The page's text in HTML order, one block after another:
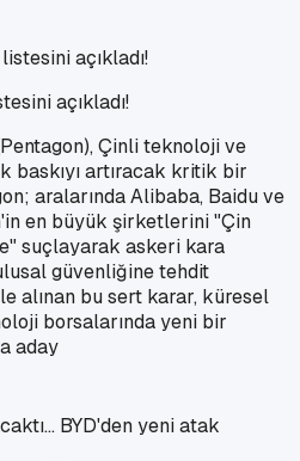
açıkladı!
Çinli teknoloji ve
artıracak kritik bir
aralarında Alibaba, Baidu ve
en büyük şirketlerini "Çin
suçlayarak askeri kara
güvenliğine tehdit
alınan bu sert karar, küresel
borsalarında yeni bir
aday